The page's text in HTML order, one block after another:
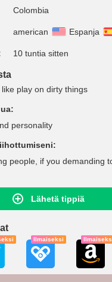
Colombia
american Espanja
10 tuntia sitten
play on dirty things
personality
people, if you demanding
Lähetä tippiä
Ilmaiseksi